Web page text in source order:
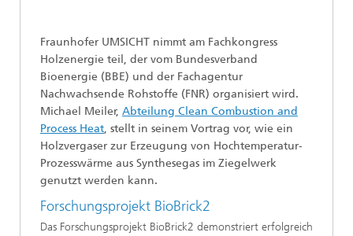
Fraunhofer UMSICHT nimmt am Fachkongress
Holzenergie teil, der vom Bundesverband
Bioenergie (BBE) und der Fachagentur
Nachwachsende Rohstoffe (FNR) organisiert wird.
Michael Meiler, Abteilung Clean Combustion and
Process Heat, stellt in seinem Vortrag vor, wie ein
Holzvergaser zur Erzeugung von Hochtemperatur-
Prozesswärme aus Synthesegas im Ziegelwerk
genutzt werden kann.
Forschungsprojekt BioBrick2
Das Forschungsprojekt BioBrick2 demonstriert erfolgreich